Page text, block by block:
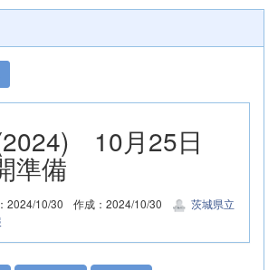
10月25日
準備
2024/10/30 作成：2024/10/30
茨城県立